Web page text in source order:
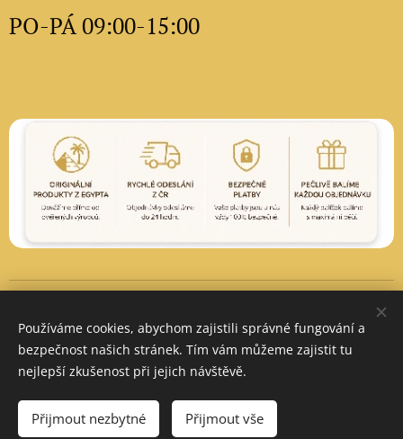
Do košíku
PO-PÁ 09:00-15:00
Měna
CZK Kč
EUR € PLN zł
Používáme cookies, abychom zajistili správné fungování a
bezpečnost našich stránek. Tím vám můžeme zajistit tu
nejlepší zkušenost při jejich návštěvě.
Přijmout nezbytné Přijmout vše